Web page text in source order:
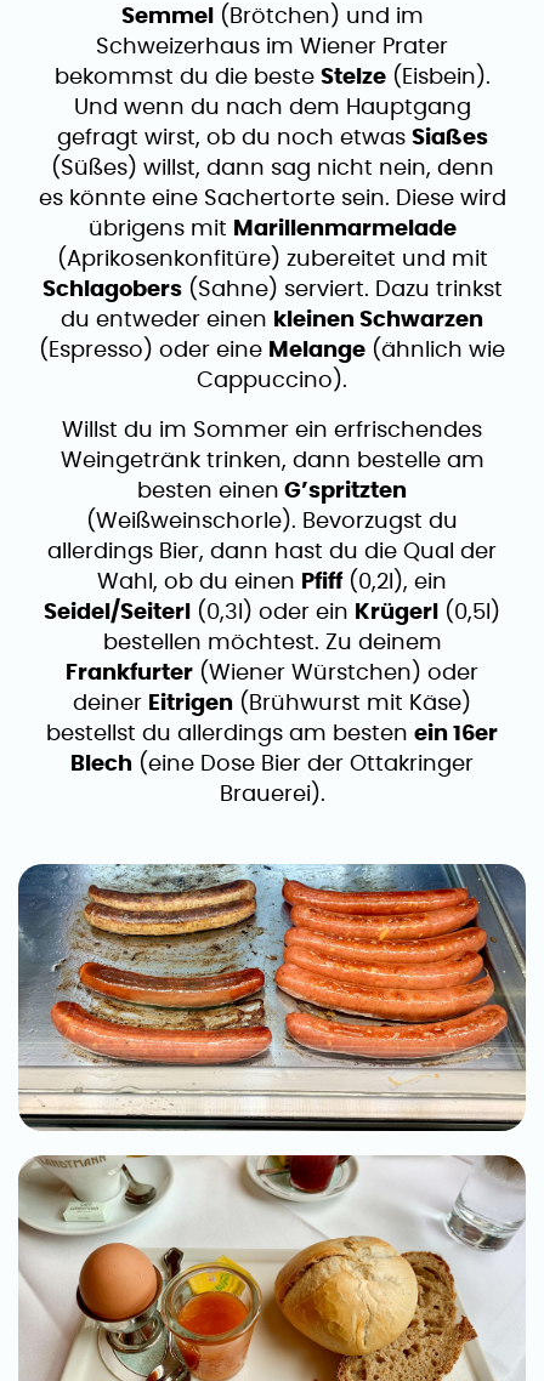
Semmel
(Brötchen) und im
Schweizerhaus im Wiener Prater
bekommst du die beste Stelze(Eisbein).
Und wenn du nach dem Hauptgang
gefragt wirst, ob du noch etwas Siaßes
(Süßes) willst, dann sag nicht nein, denn
es könnte eine Sachertorte sein. Diese wird
übrigens mit Marillenmarmelade
(Aprikosenkonfitüre) zubereitet und mit
Schlagobers(Sahne) serviert. Dazu trinkst
du entweder einen kleinen Schwarzen
(Espresso) oder eine Melange (ähnlich wie
Cappuccino).
Willst du im Sommer ein erfrischendes
Weingetränk trinken, dann bestelle am
besten einen G’spritzten
(Weißweinschorle). Bevorzugst du
allerdings Bier, dann hast du die Qual der
Wahl, ob du einen Pfiff(0,2l), ein
Seidel/Seiterl
(0,3l) oder ein Krügerl
(0,5l)
bestellen möchtest. Zu deinem
Frankfurter (Wiener Würstchen) oder
deiner Eitrigen (Brühwurst mit Käse)
bestellst du allerdings am besten ein 16er
Blech (eine Dose Bier der Ottakringer
Brauerei).